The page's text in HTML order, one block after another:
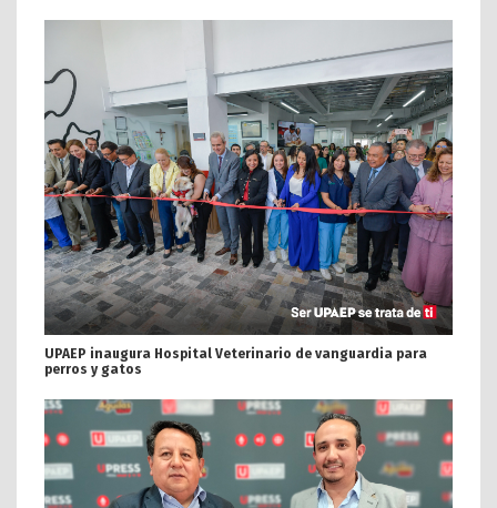
UPAEP inaugura Hospital Veterinario de vanguardia para
perros y gatos